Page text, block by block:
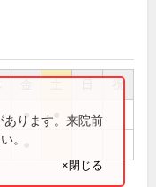
祝
●
あります。来院前
。
×閉じる